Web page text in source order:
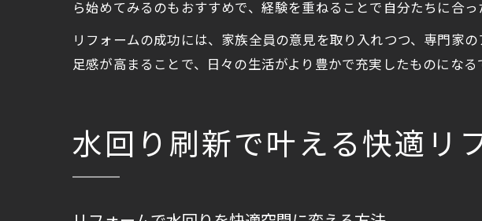
ら始めてみるのもおすすめで、経験を重ねることで自分たちに合っ
リフォームの成功には、家族全員の意見を取り入れつつ、専門家
足感が高まることで、日々の生活がより豊かで充実したものになる
水回り刷新で叶える快適リ